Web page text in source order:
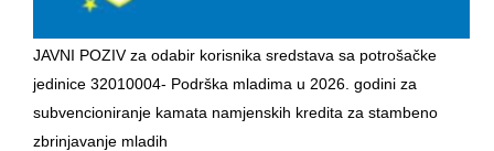
JAVNI POZIV za odabir korisnika sredstava sa potrošačke
jedinice 32010004- Podrška mladima u 2026. godini za
subvencioniranje kamata namjenskih kredita za stambeno
zbrinjavanje mladih
OSTALO
DOKUMENTI
ZAKONI I PODZAKONSKI AKTI